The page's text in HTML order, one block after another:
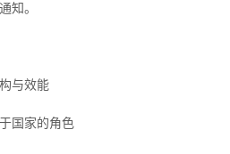
知。
与效能
国家的角色